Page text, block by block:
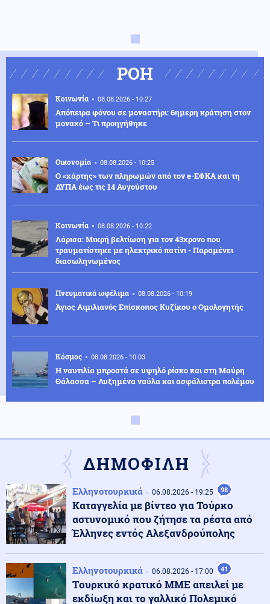
ΡΟΗ
Κοινωνία 08.08.2026 - 10:27
Απόπειρα φόνου σε μοναστήρι: 6ημερη κράτηση στον
μοναχό – Τι προηγήθηκε
Οικονομία 08.08.2026 - 10:25
Ο «χάρτης» των πληρωμών από τον e-ΕΦΚΑ και τη
ΔΥΠΑ έως τις 14 Αυγούστου
Κοινωνία 08.08.2026 - 10:22
Λάρισα: Μικρή βελτίωση για τον 43χρονο που
τραυματίστηκε με ηλεκτρικό πατίνι - Παραμένει
διασωληνωμένος
Πνευματικά ωφέλιμα 08.08.2026 - 10:19
Άγιος Αιμιλιανός Επίσκοπος Κυζίκου ο Ομολογητής
Κόσμος 08.08.2026 - 10:03
Η ναυτιλία μπροστά σε υψηλό ρίσκο και στη Μαύρη
Θάλασσα – Αυξημένα ναύλα και ασφάλιστρα πολέμου
Κόσμος
Συνετρίβη πυροσβεστικό ελικόπτερο ενώ επιχειρούσε
σε μεγάλη δασική πυρκαγιά στη Γιούτα
Οικονομία
Χρηματιστήριο Αθηνών: Αντίστροφη μέτρηση 30
ημερών για την αναβάθμιση
ΔΗΜΟΦΙΛΗ
Ελληνοτουρκικά 06.08.2026 - 19:25 98
Καταγγελία με βίντεο για Τούρκο
αστυνομικό που ζήτησε τα ρέστα από
Έλληνες εντός Αλεξανδρούπολης
Ελληνοτουρκικά 06.08.2026 - 17:00 41
Tουρκικό κρατικό ΜΜΕ απειλεί με
εκδίωξη και το γαλλικό Πολεμικό